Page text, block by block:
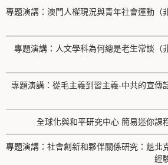
專題演講：澳門人權現況與青年社會運動（
專題演講：人文學科為何總是老生常談（
專題演講：從毛主義到習主義-中共的宣傳
全球化與和平研究中心 簡易迷你課
專題演講：社會創新和夥伴關係研究：魁北
經